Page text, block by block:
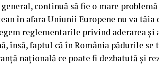
continuă să fie o mare
în afara Uniunii Europene nu va
reglementarile privind aderarea şi
însă, faptul că în România pădurile
naţională ce poate fi dezbatută şi